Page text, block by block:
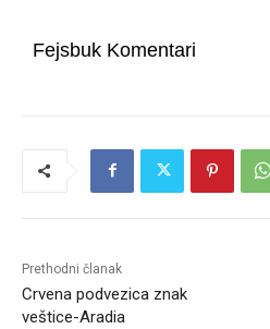
Fejsbuk Komentari
Prethodni članak
Crvena podvezica znak
veštice-Aradia